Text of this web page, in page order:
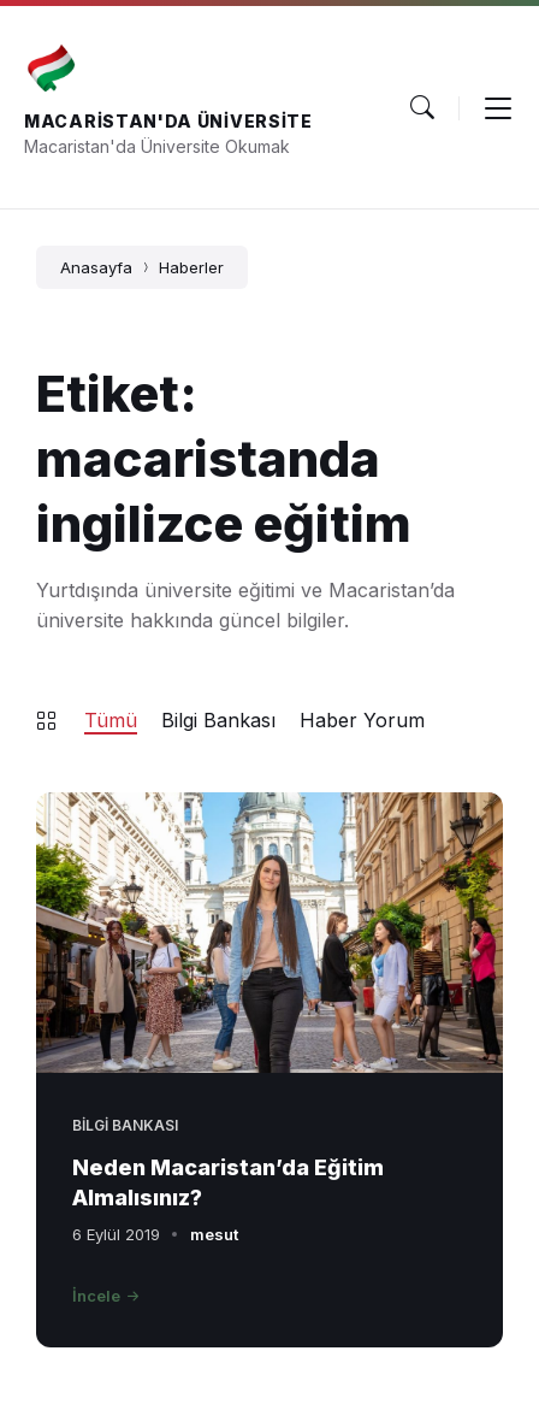
Skip
content
Skip
main
navigation
Skip
footer
MACARISTAN'DA ÜNIVERSITE
Macaristan'da Üniversite Okumak
Anasayfa Haberler
Etiket:
macaristanda
ingilizce eğitim
Yurtdışında üniversite eğitimi ve Macaristan’da
üniversite hakkında güncel bilgiler.
Tümü Bilgi Bankası Haber Yorum
BILGI BANKASI
Neden Macaristan’da Eğitim
Almalısınız?
6 Eylül 2019 mesut
İncele